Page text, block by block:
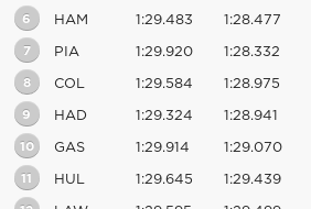
6 HAM 1:29.483 1:28.477
7 PIA 1:29.920 1:28.332
8 COL 1:29.584 1:28.975
9 HAD 1:29.324 1:28.941
10 GAS 1:29.914 1:29.070
11 HUL 1:29.645 1:29.439